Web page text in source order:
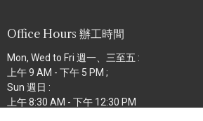
Office Hours 辦工時間
Mon, Wed to Fri 週一、三至五 :
上午 9 AM - 下午 5 PM ;
Sun 週日 :
上午 8:30 AM - 下午 12:30 PM